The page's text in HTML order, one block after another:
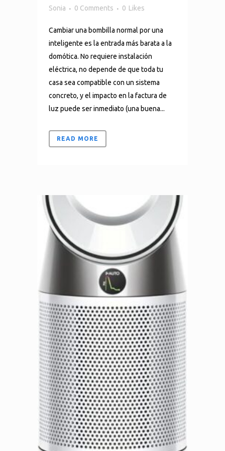
Sonia
0 Comments 0 Likes
Cambiar una bombilla normal por una
inteligente es la entrada más barata a la
domótica. No requiere instalación
eléctrica, no depende de que toda tu
casa sea compatible con un sistema
concreto, y el impacto en la factura de
luz puede ser inmediato (una buena...
READ MORE